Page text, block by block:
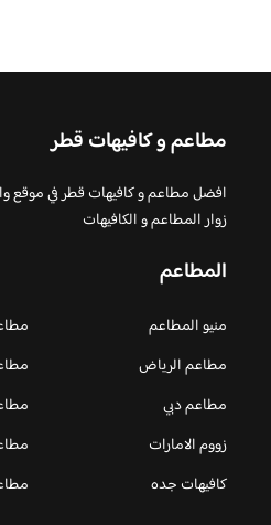
مطاعم و كافيهات قطر
افضل مطاعم و كافيهات قطر في موقع
زوار المطاعم و الكافيهات
المطاعم
منيو المطاعم
مطاعم الرياض
مطاعم دبي
زووم الامارات
كافيهات جده